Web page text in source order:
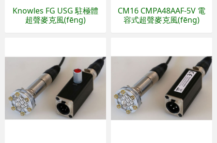
Knowles FG USG 駐極體
超聲麥克風(fēng)
CM16 CMPA48AAF-5V 電
容式超聲麥克風(fēng)